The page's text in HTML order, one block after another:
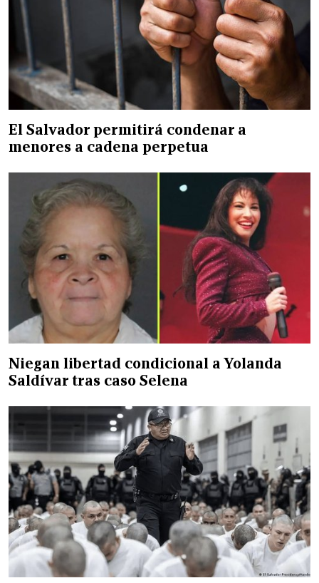
El Salvador permitirá condenar a
menores a cadena perpetua
Niegan libertad condicional a Yolanda
Saldívar tras caso Selena